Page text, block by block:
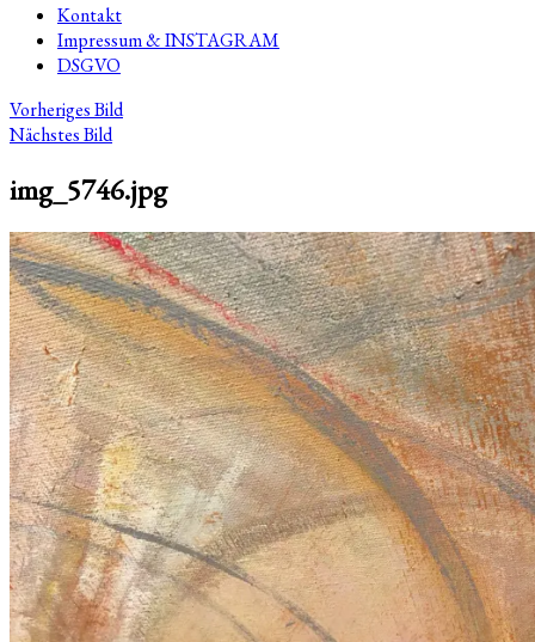
Kontakt
Impressum & INSTAGRAM
DSGVO
Vorheriges Bild
Nächstes Bild
img_5746.jpg